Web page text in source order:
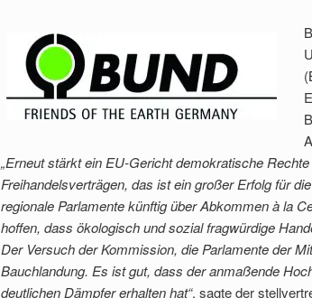
„Erneut stärkt ein EU-Gericht demokratische
Freihandelsverträgen, das ist ein großer Erfolg für
regionale Parlamente künftig über Abkommen à la
hoffen, dass ökologisch und sozial fragwürdige
Der Versuch der Kommission, die Parlamente der
Bauchlandung. Es ist gut, dass der anmaßende
deutlichen Dämpfer erhalten hat“, sagte der